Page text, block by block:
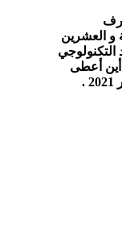
و العشرين
التكنولوجي
أعطى